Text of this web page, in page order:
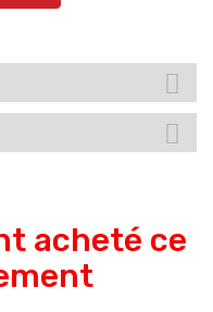
acheté ce